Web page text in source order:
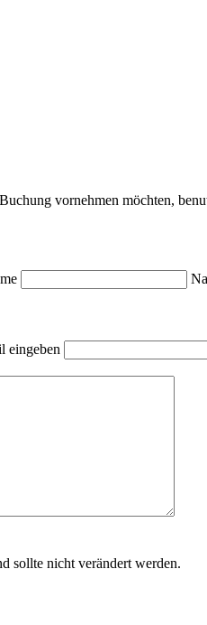
vornehmen möchten,
eingeben
sollte nicht verändert werden.